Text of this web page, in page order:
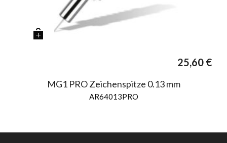
25,60 €
MG1 PRO Zeichenspitze 0.13 mm
AR64013PRO